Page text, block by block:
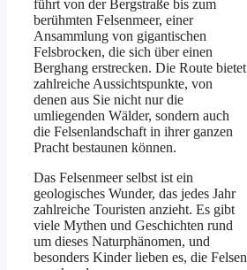
führt von der Bergstraße bis zum
berühmten Felsenmeer, einer
Ansammlung von gigantischen
Felsbrocken, die sich über einen
Berghang erstrecken. Die Route bietet
zahlreiche Aussichtspunkte, von
denen aus Sie nicht nur die
umliegenden Wälder, sondern auch
die Felsenlandschaft in ihrer ganzen
Pracht bestaunen können.
Das Felsenmeer selbst ist ein
geologisches Wunder, das jedes Jahr
zahlreiche Touristen anzieht. Es gibt
viele Mythen und Geschichten rund
um dieses Naturphänomen, und
besonders Kinder lieben es, die Felsen